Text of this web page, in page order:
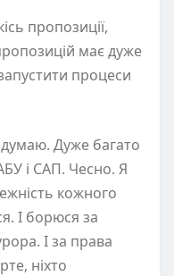
пропозиції,
має дуже
процеси
Дуже багато
і САП. Чесно. Я
кожного
І борюся за
І за права
ніхто